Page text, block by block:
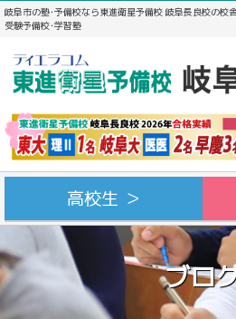
岐阜市の塾･予備校なら東進衛星予備校 岐阜長良校の校
受験予備校･学習塾
高校生 ＞
ブロ